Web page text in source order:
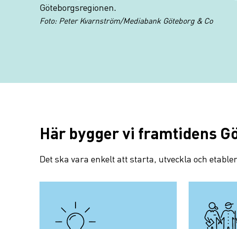
Göteborgsregionen.
Foto: Peter Kvarnström/Mediabank Göteborg & Co
Här bygger vi framtidens
Det ska vara enkelt att starta, utveckla och